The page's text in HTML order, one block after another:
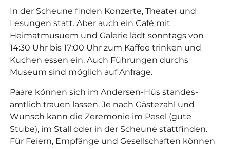
In der Scheune finden Konzerte, Theater und
Lesungen statt. Aber auch ein Café mit
Heimatmusuem und Galerie lädt sonntags von
14:30 Uhr bis 17:00 Uhr zum Kaffee trinken und
Kuchen essen ein. Auch Führungen durchs
Museum sind möglich auf Anfrage.
Paare können sich im Andersen-Hüs standes­
amtlich trauen lassen. Je nach Gästezahl und
Wunsch kann die Zeremonie im Pesel (gute
Stube), im Stall oder in der Scheune stattfinden.
Für Feiern, Empfänge und Gesellschaften können